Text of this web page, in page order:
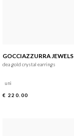
GOCCIAZZURRA JEWELS
dea gold crystal earrings
uni
€ 220.00